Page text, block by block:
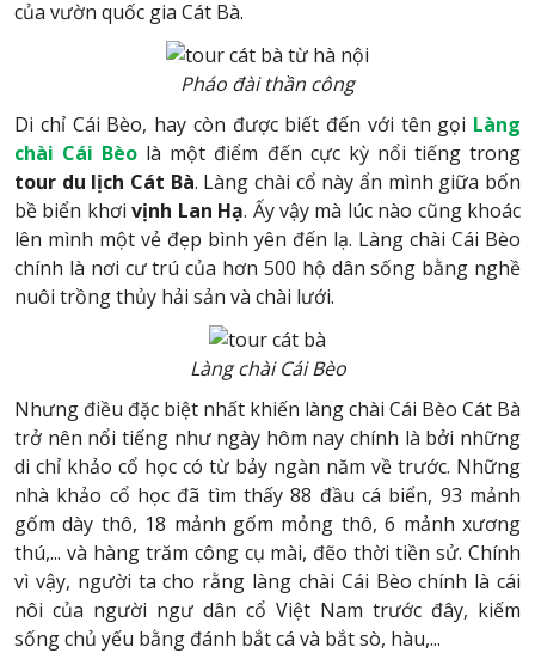
của vườn quốc gia Cát Bà.
Pháo đài thần công
Di chỉ Cái Bèo, hay còn được biết đến với tên gọi Làng
chài Cái Bèo là một điểm đến cực kỳ nổi tiếng trong
tour du lịch Cát Bà. Làng chài cổ này ẩn mình giữa bốn
bề biển khơivịnh Lan Hạ. Ấy vậy mà lúc nào cũng khoác
lên mình một vẻ đẹp bình yên đến lạ. Làng chài Cái Bèo
chính là nơi cư trú của hơn 500 hộ dân sống bằng nghề
nuôi trồng thủy hải sản và chài lưới.
Làng chài Cái Bèo
Nhưng điều đặc biệt nhất khiến làng chài Cái Bèo Cát Bà
trở nên nổi tiếng như ngày hôm nay chính là bởi những
di chỉ khảo cổ học có từ bảy ngàn năm về trước. Những
nhà khảo cổ học đã tìm thấy 88 đầu cá biển, 93 mảnh
gốm dày thô, 18 mảnh gốm mỏng thô, 6 mảnh xương
thú,... và hàng trăm công cụ mài, đẽo thời tiền sử. Chính
vì vậy, người ta cho rằng làng chài Cái Bèo chính là cái
nôi của người ngư dân cổ Việt Nam trước đây, kiếm
sống chủ yếu bằng đánh bắt cá và bắt sò, hàu,...